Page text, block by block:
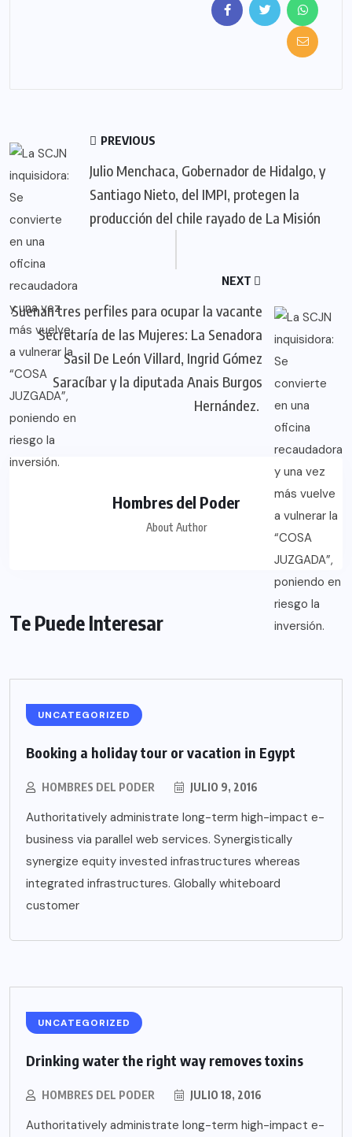
PREVIOUS
Julio Menchaca, Gobernador de Hidalgo, y
Santiago Nieto, del IMPI, protegen la
producción del chile rayado de La Misión
NEXT
Suenan tres perfiles para ocupar la vacante
Secretaría de las Mujeres: La Senadora
Sasil De León Villard, Ingrid Gómez
Saracíbar y la diputada Anais Burgos
Hernández.
Hombres del Poder
About Author
Te Puede Interesar
UNCATEGORIZED
Booking a holiday tour or vacation in Egypt
HOMBRES DEL PODER JULIO 9, 2016
Authoritatively administrate long-term high-impact e-
business via parallel web services. Synergistically
synergize equity invested infrastructures whereas
integrated infrastructures. Globally whiteboard
customer
UNCATEGORIZED
Drinking water the right way removes toxins
HOMBRES DEL PODER JULIO 18, 2016
Authoritatively administrate long-term high-impact e-